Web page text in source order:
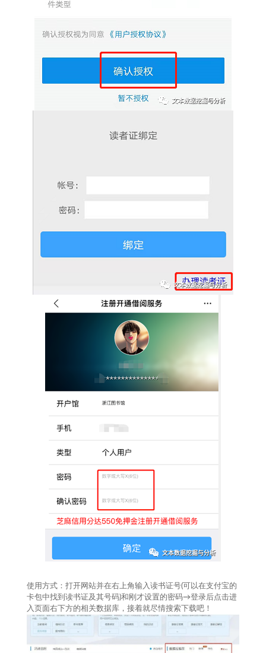
使用方式：打开网站并在右上角输入读书证号(可以在支付宝的
卡包中找到读书证及其号码)和刚才设置的密码→登录后点击进
入页面右下方的相关数据库，接着就尽情搜索下载吧！